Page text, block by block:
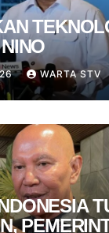
WARTA STV